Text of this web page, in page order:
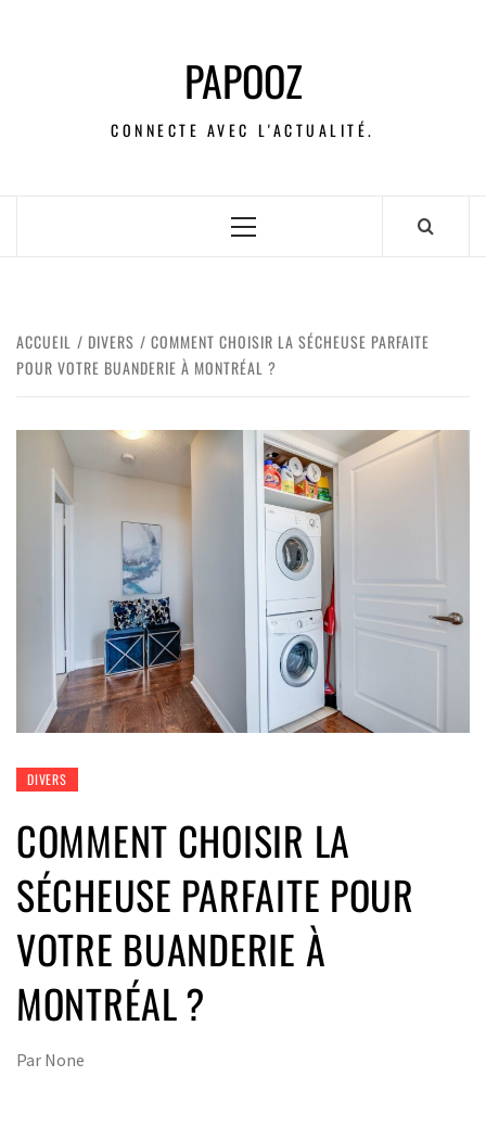
PAPOOZ
CONNECTE AVEC L'ACTUALITÉ.
ACCUEIL DIVERS
COMMENT CHOISIR LA SÉCHEUSE PARFAITE
POUR VOTRE BUANDERIE À MONTRÉAL ?
DIVERS
COMMENT CHOISIR LA
SÉCHEUSE PARFAITE POUR
VOTRE BUANDERIE À
MONTRÉAL ?
Par None